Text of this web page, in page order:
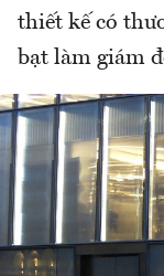
thiết kế có
bạt làm giám